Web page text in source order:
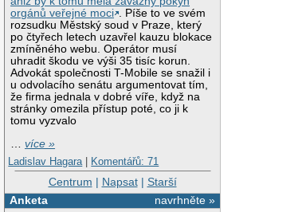
orgánů veřejné moci . Píše to ve svém
rozsudku Městský soud v Praze, který
po čtyřech letech uzavřel kauzu blokace
zmíněného webu. Operátor musí
uhradit škodu ve výši 35 tisíc korun.
Advokát společnosti T-Mobile se snažil i
u odvolacího senátu argumentovat tím,
že firma jednala v dobré víře, když na
stránky omezila přístup poté, co ji k
tomu vyzvalo
…více »
Ladislav Hagara | Komentářů: 71
Centrum | Napsat| Starší
navrhněte »
Anketa